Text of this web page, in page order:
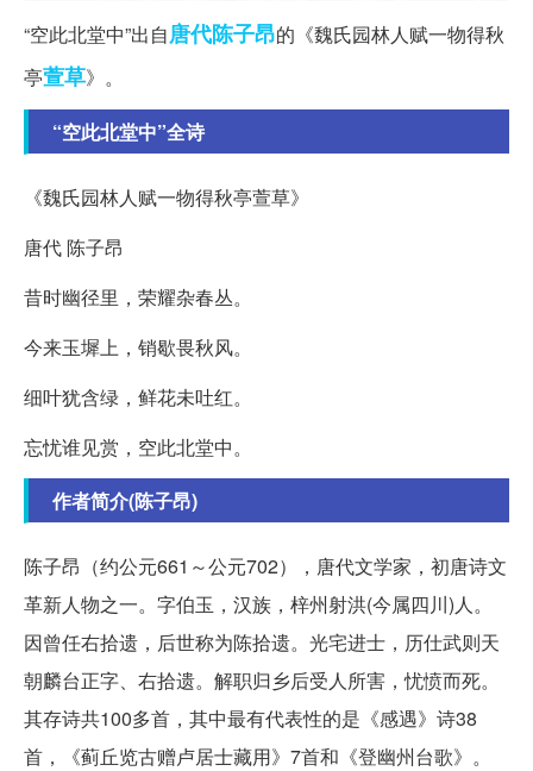
“空此北堂中”出自唐代陈子昂的《魏氏园林人赋一物得秋
亭萱草》。
“空此北堂中”全诗
《魏氏园林人赋一物得秋亭萱草》
唐代 陈子昂
昔时幽径里，荣耀杂春丛。
今来玉墀上，销歇畏秋风。
细叶犹含绿，鲜花未吐红。
忘忧谁见赏，空此北堂中。
作者简介(陈子昂)
陈子昂（约公元661～公元702），唐代文学家，初唐诗文
革新人物之一。字伯玉，汉族，梓州射洪(今属四川)人。
因曾任右拾遗，后世称为陈拾遗。光宅进士，历仕武则天
朝麟台正字、右拾遗。解职归乡后受人所害，忧愤而死。
其存诗共100多首，其中最有代表性的是《感遇》诗38
首，《蓟丘览古赠卢居士藏用》7首和《登幽州台歌》。